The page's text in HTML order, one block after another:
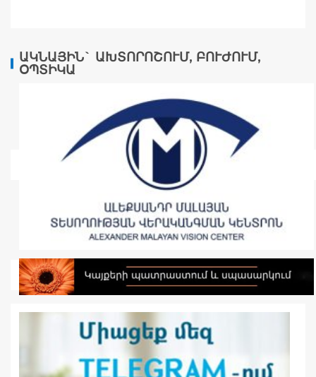
ԱԿՆԱՅԻՆ` ԱԽՏՈՐՈՇՈՒՄ, ԲՈՒԺՈՒՄ,
ՕՊՏԻԿԱ